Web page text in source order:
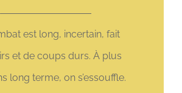
est long, incertain, fait
et de coups durs. À plus
long terme, on s’essouffle.